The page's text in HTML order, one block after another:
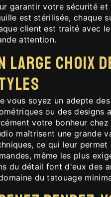
garantir votre sécurité
est stérilisée, chaque
client est traité avec
attention.
large choix
vous soyez un adepte
ou des designs
votre bonheur chez
maîtrisent une grande
ce qui leur
même les plus
du détail font d'eux des
du tatouage